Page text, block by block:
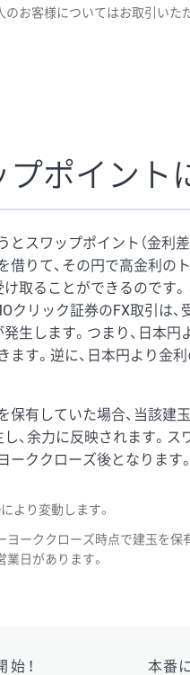
お客様についてはお取引いた
プポイント
スワップポイント（金利
借りて、その円で高金利の
取ることができるのです
クリック証券のFX取引は
生します。つまり、日本
す。逆に、日本円より金
保有していた場合、当該建
、余力に反映されます。
ーククローズ後となります
より変動します。
ヨーククローズ時点で建玉を
日があります。
！ 本番